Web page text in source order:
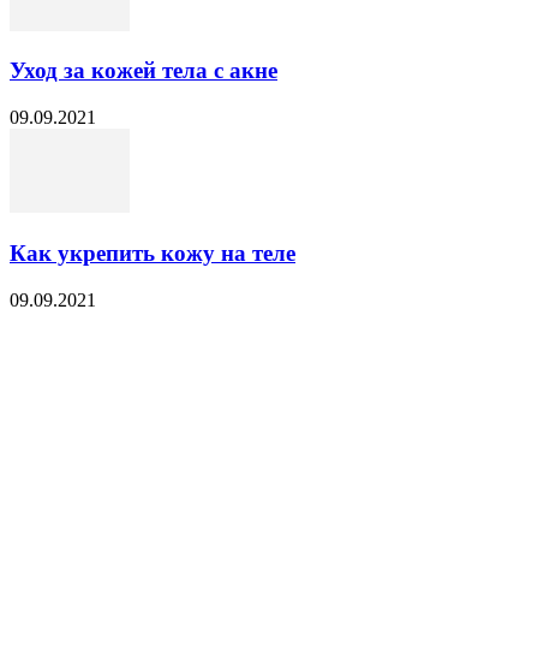
Уход за кожей тела с акне
09.09.2021
Как укрепить кожу на теле
09.09.2021